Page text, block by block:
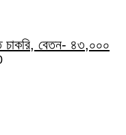
বেতন- ৪৩,০০০